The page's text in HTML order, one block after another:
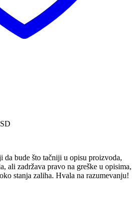
bude što tačniji u opisu proizvoda,
ali zadržava pravo na greške u opisima,
stanja zaliha. Hvala na razumevanju!